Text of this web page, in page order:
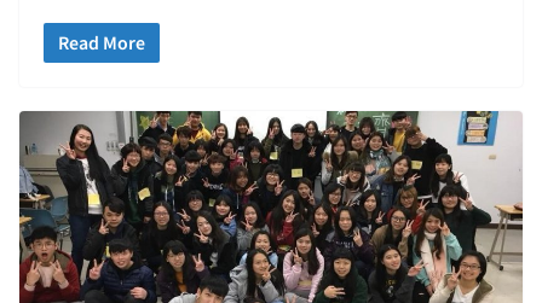
Read More